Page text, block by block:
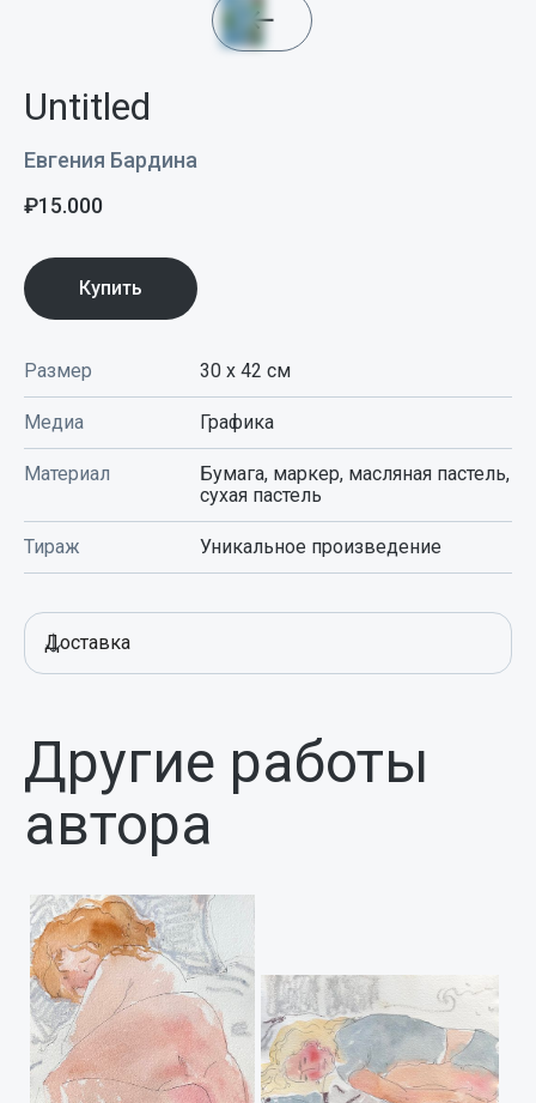
Untitled
Евгения Бардина
₽15.000
Купить
Размер 30 x 42 см
Медиа Графика
Материал
Бумага, маркер, масляная пастель,
сухая пастель
Тираж Уникальное произведение
Доставка
Другие работы
автора